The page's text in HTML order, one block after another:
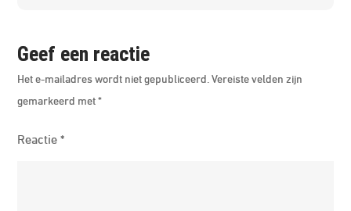
Geef een reactie
Het e-mailadres wordt niet gepubliceerd. Vereiste velden zijn
gemarkeerd met*
Reactie*